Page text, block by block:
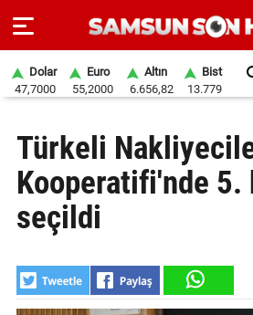
SAYFA
SAMSUN
HABER
GÜNDEM
Dolar
47,7000
Euro
55,2000
Altın
6.656,82
Bist
13.779
Türkeli
Kooperatifi'nde 5.
seçildi